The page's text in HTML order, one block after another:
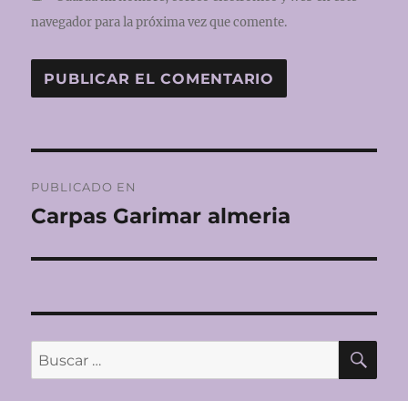
navegador para la próxima vez que comente.
de
PUBLICADO EN
Carpas Garimar almeria
Buscar
por: